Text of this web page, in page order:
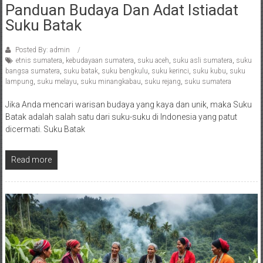
Panduan Budaya Dan Adat Istiadat
Suku Batak
Posted By: admin
etnis sumatera, kebudayaan sumatera, suku aceh, suku asli sumatera, suku
bangsa sumatera, suku batak, suku bengkulu, suku kerinci, suku kubu, suku
lampung, suku melayu, suku minangkabau, suku rejang, suku sumatera
Jika Anda mencari warisan budaya yang kaya dan unik, maka Suku
Batak adalah salah satu dari suku-suku di Indonesia yang patut
dicermati. Suku Batak
Read more